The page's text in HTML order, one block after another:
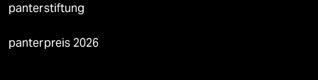
panterstiftung
panterpreis 2026